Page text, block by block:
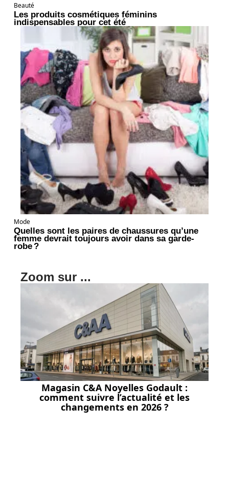
Beauté
Les produits cosmétiques féminins
indispensables pour cet été
Mode
Quelles sont les paires de chaussures qu’une
femme devrait toujours avoir dans sa garde-
robe ?
Zoom sur ...
Magasin C&A Noyelles Godault :
comment suivre l’actualité et les
changements en 2026 ?